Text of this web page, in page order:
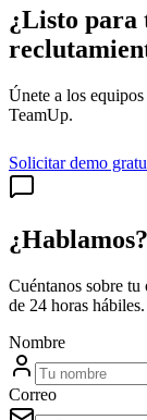
¿Listo
Únete a los
TeamUp.
Solicitar demo
¿Hablamos?
Cuéntanos sobre tu
de 24 horas hábiles.
Nombre
Correo